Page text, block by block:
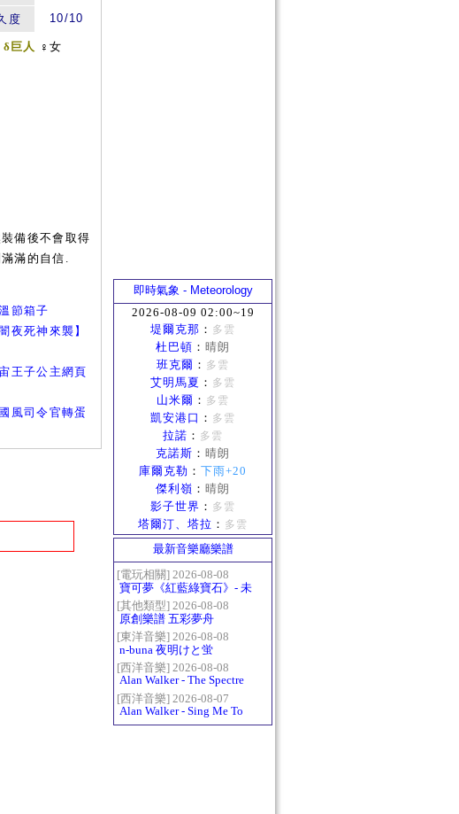
度 10/10
δ巨人 ♀女
備後不會取得
滿的自信.
節箱子
死神來襲】
王子公主網頁
風司令官轉蛋
即時氣象 - Meteorology
2026-08-09 02:00~19
堤爾克那 ： 多雲
杜巴頓 ： 晴朗
班克爾 ： 多雲
艾明馬夏 ： 多雲
山米爾 ： 多雲
凱安港口 ： 多雲
拉諾 ： 多雲
克諾斯 ： 晴朗
庫爾克勒 ： 下雨+20
傑利嶺 ： 晴朗
影子世界 ： 多雲
塔爾汀、塔拉 ： 多雲
最新音樂廳樂譜
[電玩相關] 2026-08-08
寶可夢《紅藍綠寶石》- 未
白鎮BGM (Littleroot Town)
[其他類型] 2026-08-08
原創樂譜 五彩夢舟
[東洋音樂] 2026-08-08
n-buna 夜明けと蛍
[西洋音樂] 2026-08-08
Alan Walker - The Spectre
[西洋音樂] 2026-08-07
Alan Walker - Sing Me To
Sleep